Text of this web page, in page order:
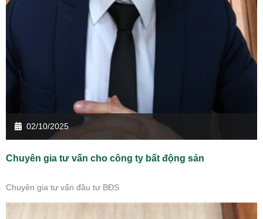
02/10/2025
Chuyên gia tư vấn cho công ty bất động sản
Chuyên gia tư vấn đầu tư BĐS